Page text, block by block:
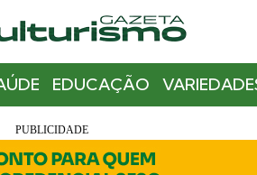
EDUCAÇÃO